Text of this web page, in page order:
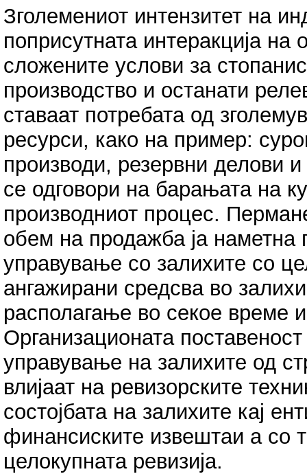
Зголемениот интензитет на
поприсутната интеракција на
сложените услови за
производство и останати
ставаат потребата од
ресурси, како на пример:
производи, резервни делови
се одговори на барањата на
производниот процес.
обем на продажба ја наметна
управување со залихите со
ангажирани средсва во
располагање во секое време
Организационата
управување на залихите од
влијаат на ревизорските
состојбата на залихите кај
финансиските извештаи а со
целокупната ревизија.